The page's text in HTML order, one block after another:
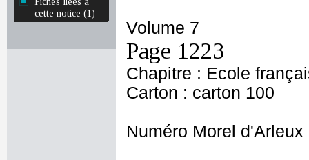
cette notice (1)
Volume 7
Page 1223
Chapitre : Ecole
Carton : carton 100
Numéro Morel d'Arleux